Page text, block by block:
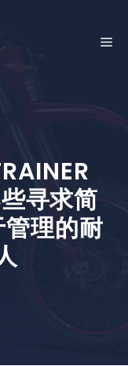
菜
寻求简
理的耐